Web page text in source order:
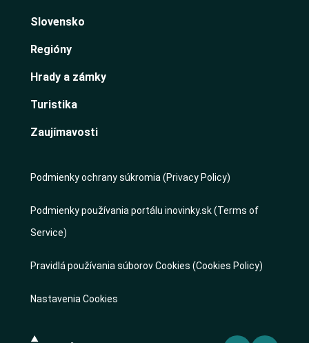
Slovensko
Regióny
Hrady a zámky
Turistika
Zaujímavosti
Podmienky ochrany súkromia (Privacy Policy)
Podmienky používania portálu inovinky.sk (Terms of
Service)
Pravidlá používania súborov Cookies (Cookies Policy)
Nastavenia Cookies